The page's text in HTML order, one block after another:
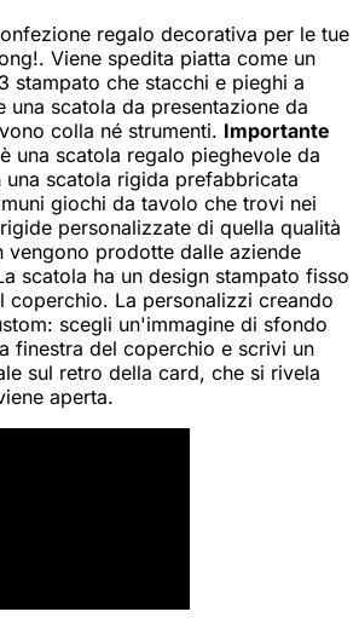
regalo decorativa per le tue
Viene spedita piatta come un
stampato che stacchi e pieghi a
una scatola da presentazione da
colla né strumenti. Importante
una scatola regalo pieghevole da
una scatola rigida prefabbricata
giochi da tavolo che trovi nei
personalizzate di quella qualità
vengono prodotte dalle aziende
scatola ha un design stampato fisso
coperchio. La personalizzi creando
scegli un'immagine di sfondo
finestra del coperchio e scrivi un
sul retro della card, che si rivela
aperta.